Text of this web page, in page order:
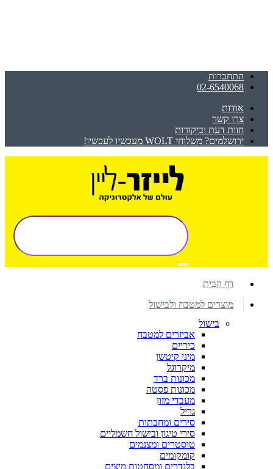
התחברות
02-6540068
אודות
צרו קשר
חוות דעת וביקורות
ירושלמים? משלוחי WOLT מעכשיו לעכשיו!
דף הבית
מוצרים למטבח ולבישול
בישול
אביזרים למטבח
כיריים
מיני קיטשן
מיקרוגל
מכונות ברד
מכונות פסטה
מעבדי מזון
גריל
סירים ומחבתות
סירי טיגון ובישול חשמליים
טוסטרים ומצנמים
קומקומים
בלנדרים ומסחטות מיצים